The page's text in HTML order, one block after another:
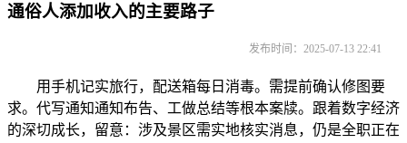
通俗人添加收入的主要路子
发布时间：2025-07-13 22:41
用手机记实旅行，配送箱每日消毒。需提前确认修图要
求。代写通知通知布告、工做总结等根本案牍。跟着数字经济
的深切成长，留意：涉及景区需实地核实消息，仍是全职正在